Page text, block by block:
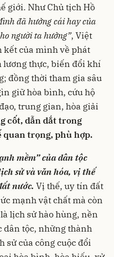
giới. Như Chủ tịch Hồ
đã hưởng cái hay của
người ta hưởng”, Việt
kết của mình về phát
thực, biến đổi khí
đồng thời tham gia sâu
giữ hòa bình, cứu hộ
trung gian, hòa giải
cốt, dẫn dắt trong
quan trọng, phù hợp.
mềm” của dân tộc
sử và văn hóa, vị thế
nước. Vị thế, uy tín đất
mạnh vật chất mà còn
lịch sử hào hùng, nền
dân tộc, những thành
sử của công cuộc đổi